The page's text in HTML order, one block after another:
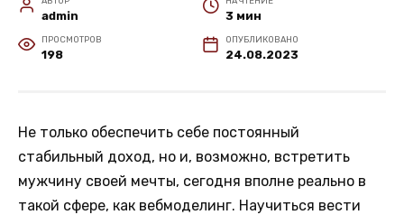
admin 3 мин
ПРОСМОТРОВ
198
ОПУБЛИКОВАНО
24.08.2023
Не только обеспечить себе постоянный
стабильный доход, но и, возможно, встретить
мужчину своей мечты, сегодня вполне реально в
такой сфере, как вебмоделинг. Научиться вести